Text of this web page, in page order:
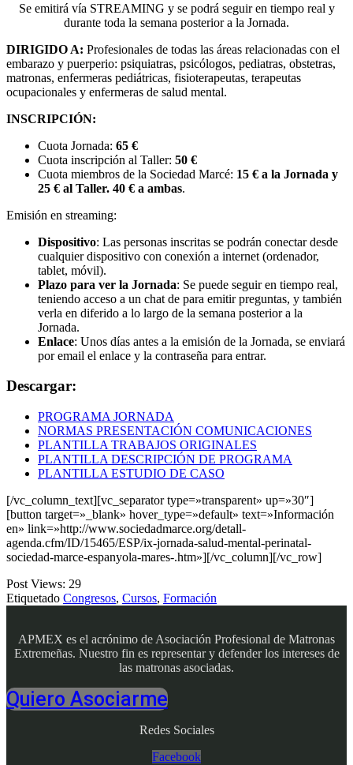
Se emitirá vía STREAMING y se podrá seguir en tiempo real y
durante toda la semana posterior a la Jornada.
DIRIGIDO A: Profesionales de todas las áreas relacionadas con el
embarazo y puerperio: psiquiatras, psicólogos, pediatras, obstetras,
matronas, enfermeras pediátricas, fisioterapeutas, terapeutas
ocupacionales y enfermeras de salud mental.
INSCRIPCIÓN:
Cuota Jornada: 65 €
Cuota inscripción al Taller: 50 €
Cuota miembros de la Sociedad Marcé: 15 € a la Jornada y
25 € al Taller. 40 € a ambas.
Emisión en streaming:
Dispositivo: Las personas inscritas se podrán conectar desde
cualquier dispositivo con conexión a internet (ordenador,
tablet, móvil).
Plazo para ver la Jornada: Se puede seguir en tiempo real,
teniendo acceso a un chat de para emitir preguntas, y también
verla en diferido a lo largo de la semana posterior a la
Jornada.
Enlace: Unos días antes a la emisión de la Jornada, se enviará
por email el enlace y la contraseña para entrar.
Descargar:
PROGRAMA JORNADA
NORMAS PRESENTACIÓN COMUNICACIONES
PLANTILLA TRABAJOS ORIGINALES
PLANTILLA DESCRIPCIÓN DE PROGRAMA
PLANTILLA ESTUDIO DE CASO
[/vc_column_text][vc_separator type=»transparent» up=»30″]
[button target=»_blank» hover_type=»default» text=»Información
en» link=»http://www.sociedadmarce.org/detall-
agenda.cfm/ID/15465/ESP/ix-jornada-salud-mental-perinatal-
sociedad-marce-espanyola-mares-.htm»][/vc_column][/vc_row]
Post Views: 29
Etiquetado Congresos, Cursos, Formación
APMEX es el acrónimo de Asociación Profesional de Matronas
Extremeñas. Nuestro fin es representar y defender los intereses de
las matronas asociadas.
Quiero Asociarme
Redes Sociales
Facebook